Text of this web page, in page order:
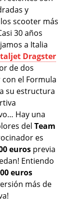
y
scooter más
30 años
a Italia
Dragster
de dos
el Formula
su estructura
Hay una
del Team
es
euros previa
Entiendo
euros
más de